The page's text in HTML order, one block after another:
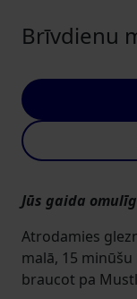
Brīvdienu
Jūs gaida
Atrodamies
malā, 15
braucot pa